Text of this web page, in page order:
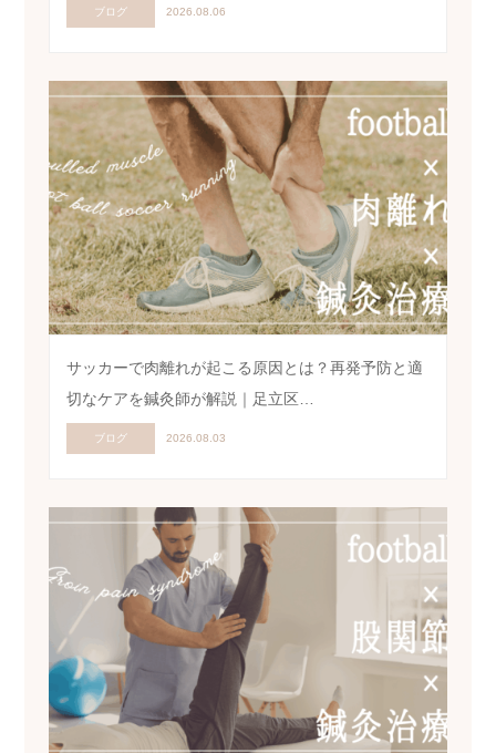
ブログ 2026.08.06
サッカーで肉離れが起こる原因とは？再発予防と適
切なケアを鍼灸師が解説｜足立区…
ブログ 2026.08.03